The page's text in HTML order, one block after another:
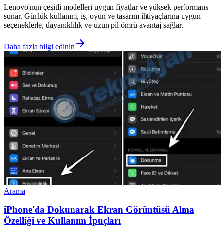
Lenovo'nun çeşitli modelleri uygun fiyatlar ve yüksek performans
sunar. Günlük kullanım, iş, oyun ve tasarım ihtiyaçlarına uygun
seçeneklerle, dayanıklılık ve uzun pil ömrü avantaj sağlar.
Daha fazla bilgi edinin
Arama
iPhone'da Dokunarak Ekran Görüntüsü Alma
Özelliği ve Kullanım İpuçları